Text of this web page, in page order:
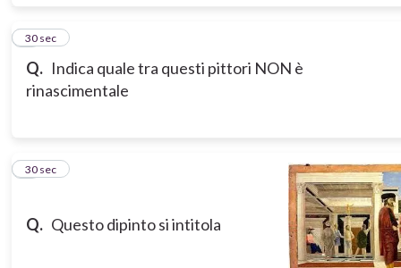
Q. Indica quale tra questi pittori NON è
rinascimentale
6
30 sec
Q. Questo dipinto si intitola
7
30 sec